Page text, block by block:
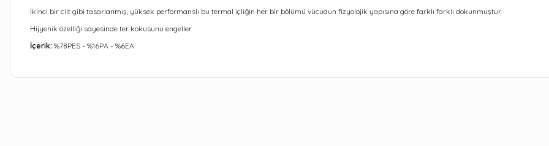
İkinci bir cilt gibi tasarlanmış, yüksek performanslı bu termal içliğin her bir bölümü vücudun fizyolojik yapısına göre farklı farklı dokunmuştur.
Hijyenik özelliği sayesinde ter kokusunu engeller.
İçerik: %78PES - %16PA - %6EA